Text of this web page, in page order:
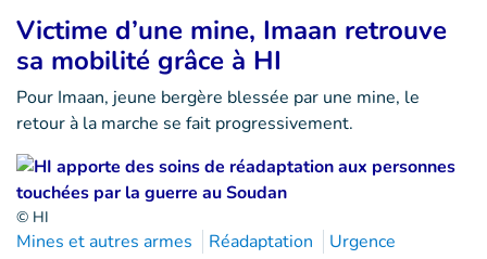
Victime d’une mine, Imaan retrouve
sa mobilité grâce à HI
Pour Imaan, jeune bergère blessée par une mine, le
retour à la marche se fait progressivement.
© HI
Mines et autres armes Réadaptation Urgence